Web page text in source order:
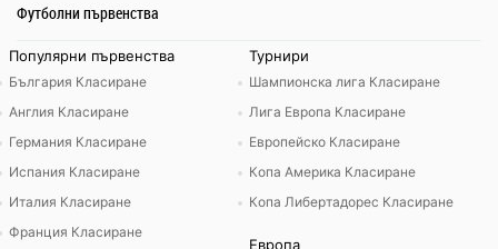
Футболни първенства
Популярни първенства
България Класиране
Англия Класиране
Германия Класиране
Испания Класиране
Италия Класиране
Франция Класиране
Турнири
Шампионска лига Класиране
Лига Европа Класиране
Европейско Класиране
Копа Америка Класиране
Копа Либертадорес Класиране
Европа